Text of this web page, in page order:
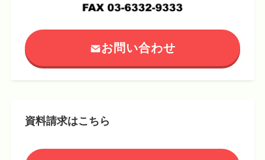
お問い合わせ
資料請求はこちら